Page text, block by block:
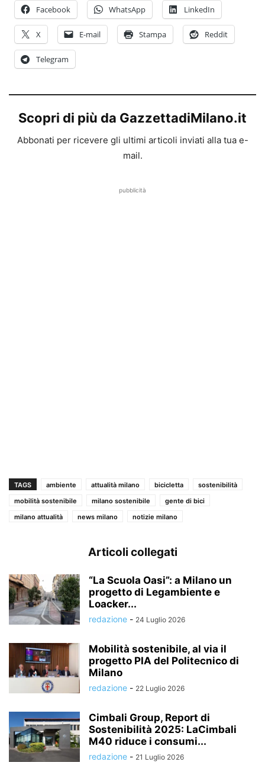
Facebook WhatsApp LinkedIn
X E-mail Stampa Reddit
Telegram
Scopri di più da GazzettadiMilano.it
Abbonati per ricevere gli ultimi articoli inviati alla tua e-
mail.
pubblicità
TAGS ambiente attualità milano bicicletta
sostenibilità
mobilità sostenibile
milano sostenibile
gente di bici
milano attualità
news milano notizie milano
Articoli collegati
“La Scuola Oasi”: a Milano un
progetto di Legambiente e
Loacker...
redazione - 24 Luglio 2026
Mobilità sostenibile, al via il
progetto PIA del Politecnico di
Milano
redazione - 22 Luglio 2026
Cimbali Group, Report di
Sostenibilità 2025: LaCimbali
M40 riduce i consumi...
redazione - 21 Luglio 2026